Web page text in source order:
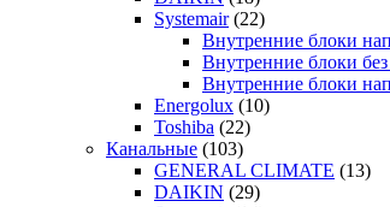
Systemair (22)
Внутренние блоки
Внутренние блоки
Внутренние блоки
Energolux (10)
Toshiba (22)
Канальные (103)
GENERAL CLIMATE (13)
DAIKIN (29)